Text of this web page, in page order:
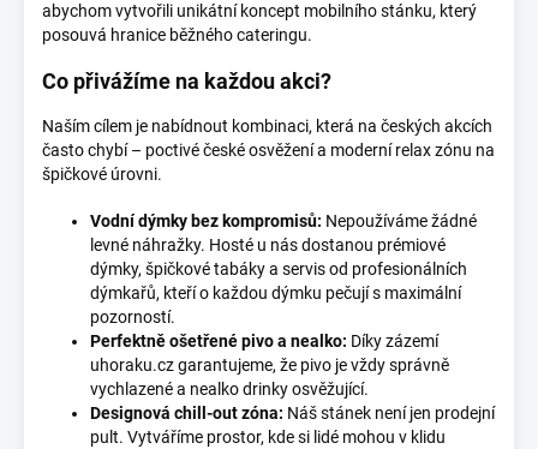
abychom vytvořili unikátní koncept mobilního stánku, který
posouvá hranice běžného cateringu.
Co přivážíme na každou akci?
Naším cílem je nabídnout kombinaci, která na českých akcích
často chybí – poctivé české osvěžení a moderní relax zónu na
špičkové úrovni.
Vodní dýmky bez kompromisů: Nepoužíváme žádné
levné náhražky. Hosté u nás dostanou prémiové
dýmky, špičkové tabáky a servis od profesionálních
dýmkařů, kteří o každou dýmku pečují s maximální
pozorností.
Perfektně ošetřené pivo a nealko: Díky zázemí
uhoraku.cz garantujeme, že pivo je vždy správně
vychlazené a nealko drinky osvěžující.
Designová chill-out zóna: Náš stánek není jen prodejní
pult. Vytváříme prostor, kde si lidé mohou v klidu